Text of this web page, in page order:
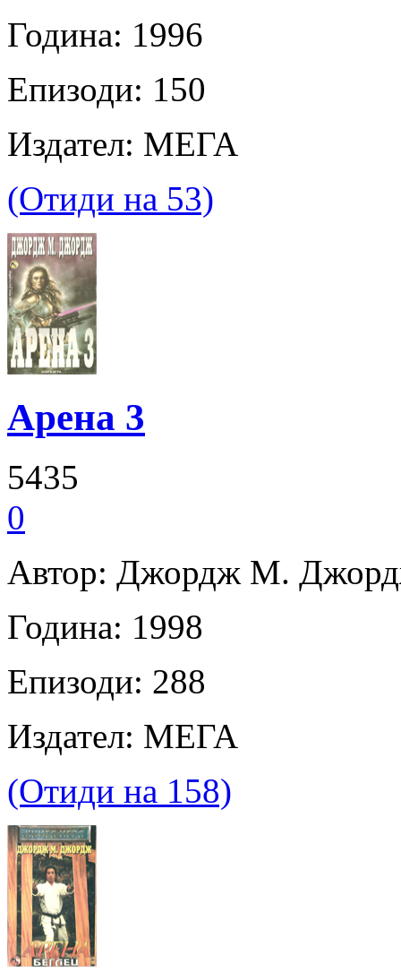
Година: 1996
Епизоди: 150
Издател: МЕГА
(Отиди на 53)
Арена 3
5435
0
Автор: Джордж М.
Година: 1998
Епизоди: 288
Издател: МЕГА
(Отиди на 158)